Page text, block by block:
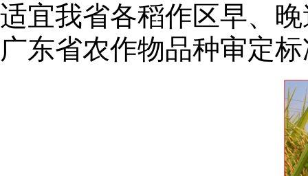
适宜我省各稻作区早、
广东省农作物品种审定